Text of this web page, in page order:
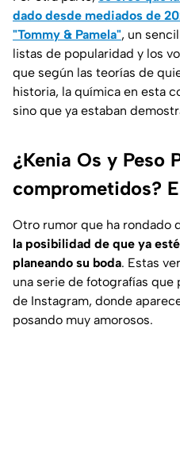
dado desde mediados de
"Tommy & Pamela", un
listas de popularidad y los
que según las teorías de
historia, la química en esta
sino que ya estaban
¿Kenia Os y Peso
comprometidos?
Otro rumor que ha rondado
la posibilidad de que ya
planeando su boda. Estas
una serie de fotografías que
de Instagram, donde
posando muy amorosos.